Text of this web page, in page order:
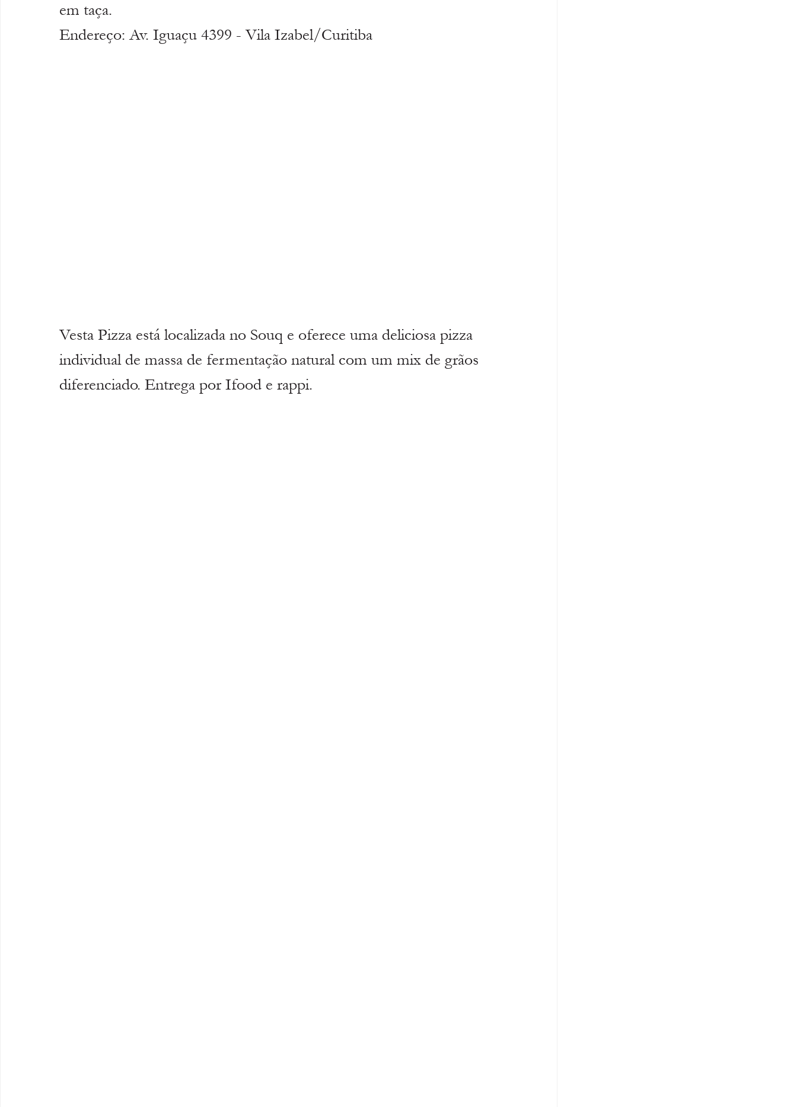
em taça.
Endereço: Av. Iguaçu 4399 - Vila Izabel/Curitiba
Vesta Pizza está localizada no Souq e oferece uma deliciosa pizza
individual de massa de fermentação natural com um mix de grãos
diferenciado. Entrega por Ifood e rappi.